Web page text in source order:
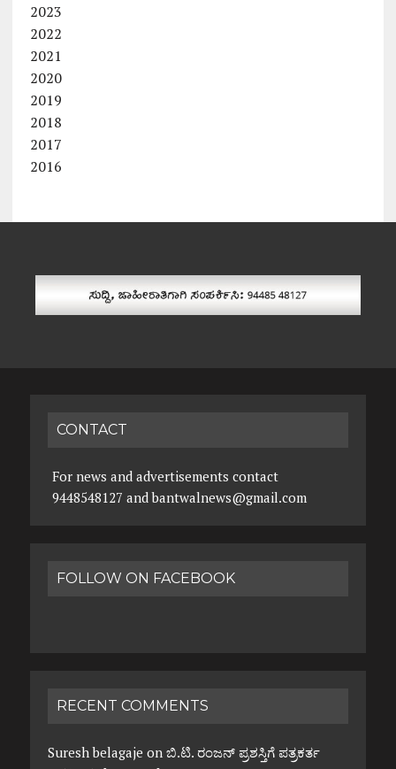
2023
2022
2021
2020
2019
2018
2017
2016
CONTACT
For news and advertisements contact
9448548127 and bantwalnews@gmail.com
FOLLOW ON FACEBOOK
RECENT COMMENTS
Suresh belagaje on ಬಿ.ಟಿ. ರಂಜನ್ ಪ್ರಶಸ್ತಿಗೆ ಪತ್ರಕರ್ತ